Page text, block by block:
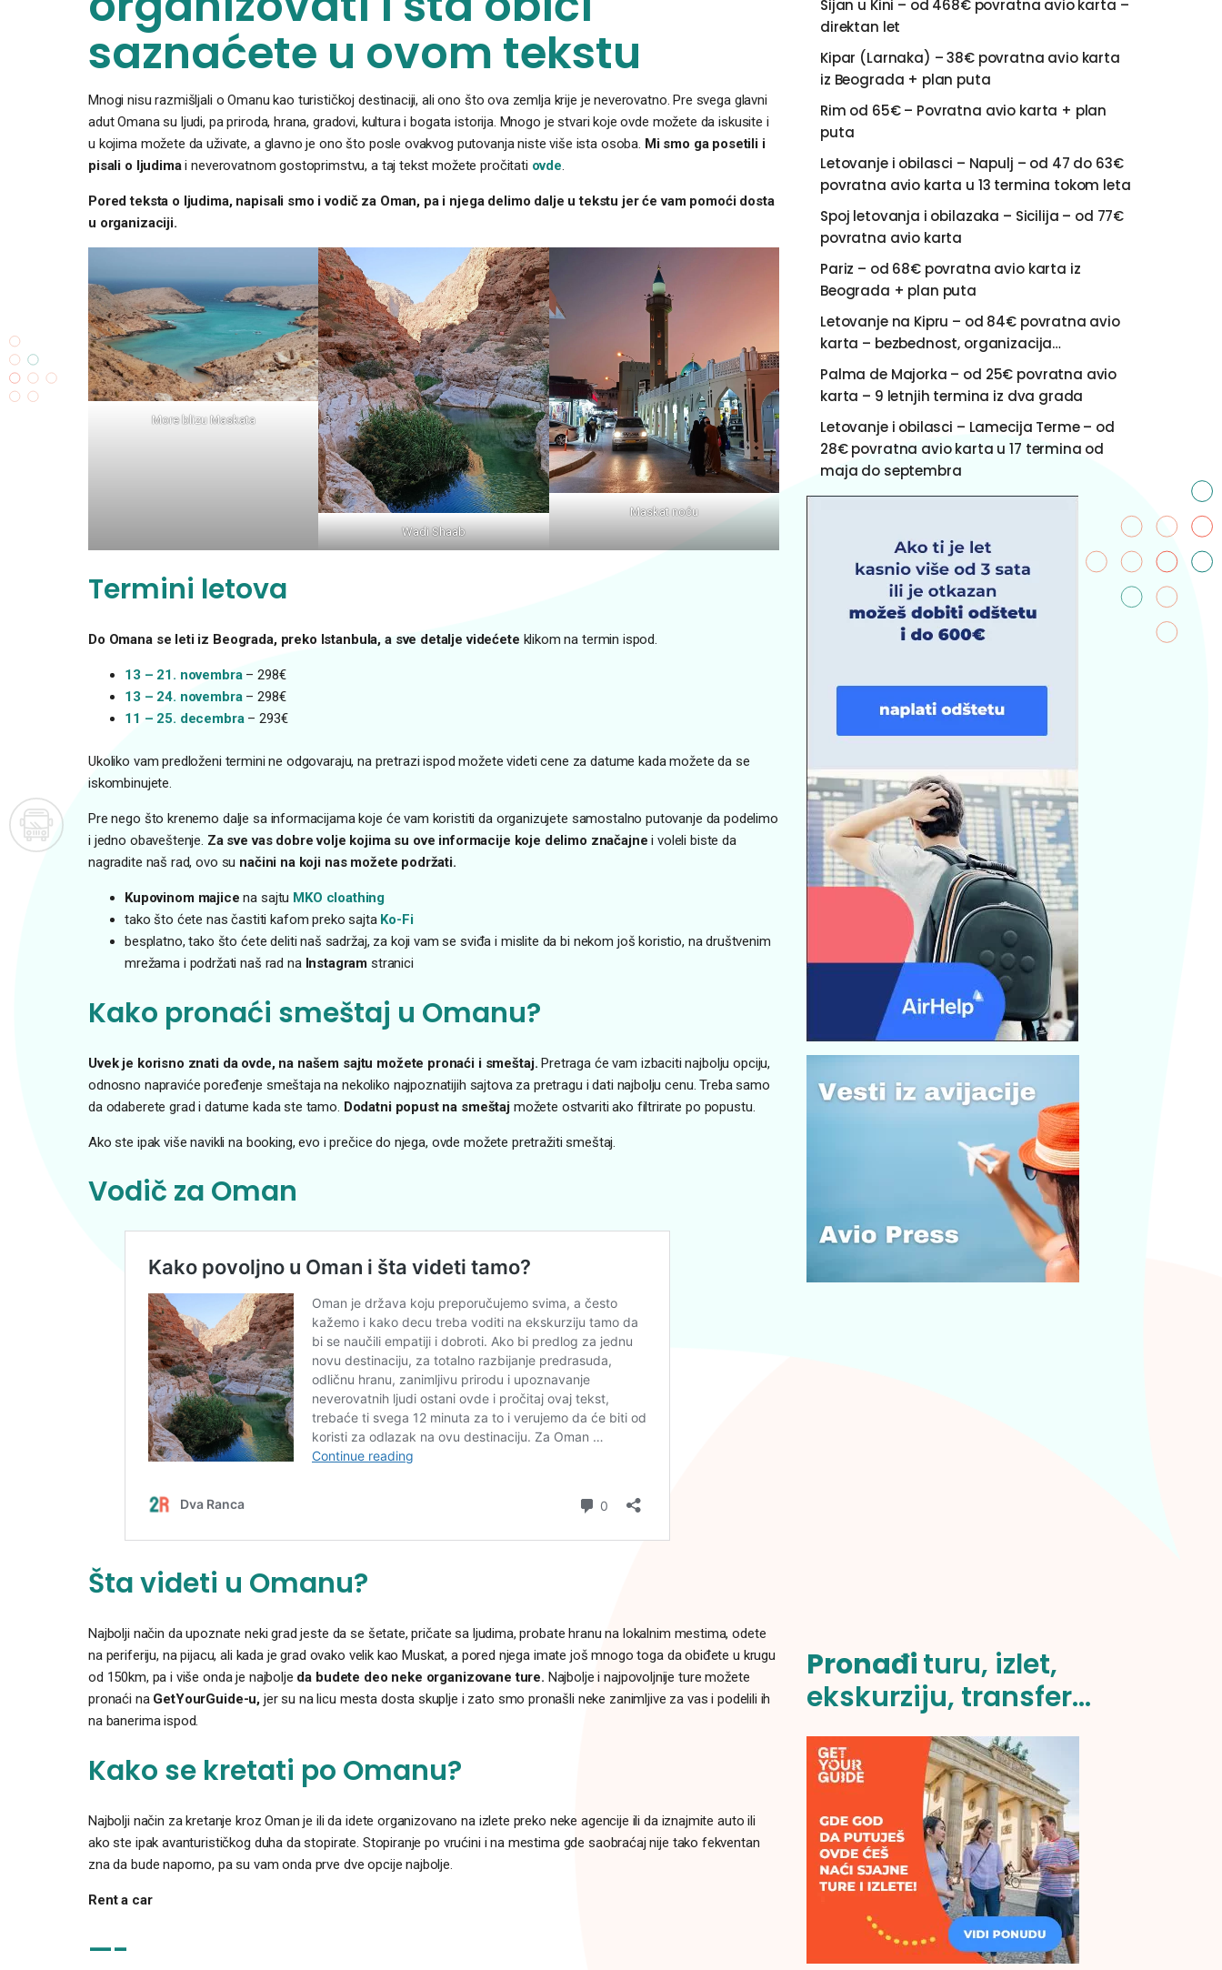
saznaćete u ovom tekstu
Mnogi nisu razmišljali o Omanu kao turističkoj destinaciji, ali ono što ova zemlja krije je neverovatno. Pre svega glavni
adut Omana su ljudi, pa priroda, hrana, gradovi, kultura i bogata istorija. Mnogo je stvari koje ovde možete da iskusite i
u kojima možete da uživate, a glavno je ono što posle ovakvog putovanja niste više ista osoba. Mi smo ga posetili i
pisali o ljudimai neverovatnom gostoprimstvu, a taj tekst možete pročitati ovde.
Pored teksta o ljudima, napisali smo i vodič za Oman, pa i njega delimo dalje u tekstu jer će vam pomoći dosta
u organizaciji.
More blizu Maskata
Wadi Shaab
Maskat noću
Termini letova
Do Omana se leti iz Beograda, preko Istanbula, a sve detalje videćete klikom na termin ispod.
13 – 21. novembra– 298€
13 – 24. novembra – 298€
11 – 25. decembra– 293€
Ukoliko vam predloženi termini ne odgovaraju, na pretrazi ispod možete videti cene za datume kada možete da se
iskombinujete.
Pre nego što krenemo dalje sa informacijama koje će vam koristiti da organizujete samostalno putovanje da podelimo
i jedno obaveštenje. Za sve vas dobre volje kojima su ove informacije koje delimo značajne i voleli biste da
nagradite naš rad, ovo su načini na koji nas možete podržati.
Kupovinom majice na sajtu MKO cloathing
tako što ćete nas častiti kafom preko sajta Ko-Fi
besplatno, tako što ćete deliti naš sadržaj, za koji vam se sviđa i mislite da bi nekom još koristio, na društvenim
mrežama i podržati naš rad naInstagram stranici
Kako pronaći smeštaj u Omanu?
Uvek je korisno znati da ovde, na našem sajtu možete pronaći i smeštaj.Pretraga će vam izbaciti najbolju opciju,
odnosno napraviće poređenje smeštaja na nekoliko najpoznatijih sajtova za pretragu i dati najbolju cenu. Treba samo
da odaberete grad i datume kada ste tamo. Dodatni popust na smeštajmožete ostvariti ako filtrirate po popustu.
Ako ste ipak više navikli na booking, evo i prečice do njega, ovde možete pretražiti smeštaj.
Vodič za Oman
Šta videti u Omanu?
Najbolji način da upoznate neki grad jeste da se šetate, pričate sa ljudima, probate hranu na lokalnim mestima, odete
na periferiju, na pijacu, ali kada je grad ovako velik kao Muskat, a pored njega imate još mnogo toga da obiđete u krugu
od 150km, pa i više onda je najbolje da budete deo neke organizovane ture. Najbolje i najpovoljnije ture možete
pronaći na GetYourGuide-u, jer su na licu mesta dosta skuplje i zato smo pronašli neke zanimljive za vas i podelili ih
na banerima ispod.
Kako se kretati po Omanu?
Najbolji način za kretanje kroz Oman je ili da idete organizovano na izlete preko neke agencije ili da iznajmite auto ili
ako ste ipak avanturističkog duha da stopirate. Stopiranje po vrućini i na mestima gde saobraćaj nije tako fekventan
zna da bude naporno, pa su vam onda prve dve opcije najbolje.
Rent a car
—-
Sijan u Kini – od 468€ povratna avio karta –
direktan let
Kipar (Larnaka) – 38€ povratna avio karta
iz Beograda + plan puta
Rim od 65€ – Povratna avio karta + plan
puta
Letovanje i obilasci – Napulj – od 47 do 63€
povratna avio karta u 13 termina tokom leta
Spoj letovanja i obilazaka – Sicilija – od 77€
povratna avio karta
Pariz – od 68€ povratna avio karta iz
Beograda + plan puta
Letovanje na Kipru – od 84€ povratna avio
karta – bezbednost, organizacija…
Palma de Majorka – od 25€ povratna avio
karta – 9 letnjih termina iz dva grada
Letovanje i obilasci – Lamecija Terme – od
28€ povratna avio karta u 17 termina od
maja do septembra
Pronađituru, izlet,
ekskurziju, transfer...